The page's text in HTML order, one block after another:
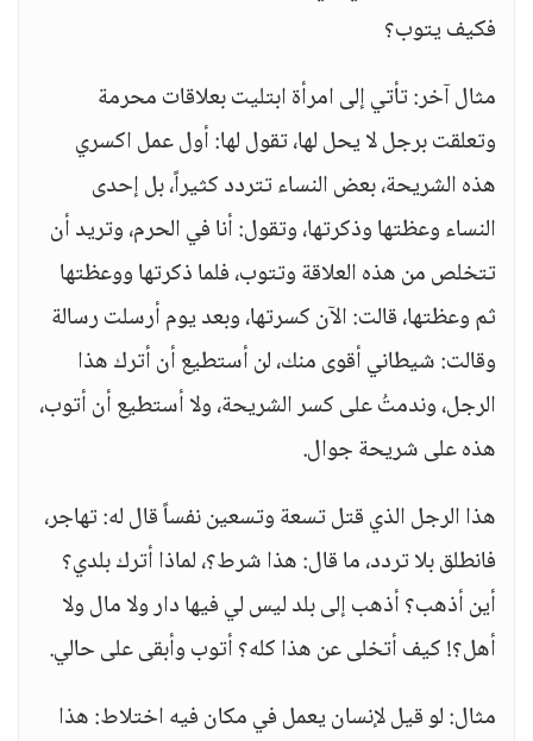
فكيف يتوب؟
مثال آخر: تأتي إلى امرأة ابتليت بعلاقات محرمة
وتعلقت برجل لا يحل لها، تقول لها: أول عمل اكسري
هذه الشريحة، بعض النساء تتردد كثيراً، بل إحدى
النساء وعظتها وذكرتها، وتقول: أنا في الحرم، وتريد أن
تتخلص من هذه العلاقة وتتوب، فلما ذكرتها ووعظتها
ثم وعظتها، قالت: الآن كسرتها، وبعد يوم أرسلت رسالة
وقالت: شيطاني أقوى منك، لن أستطيع أن أترك هذا
الرجل، وندمتُ على كسر الشريحة، ولا أستطيع أن أتوب،
هذه على شريحة جوال.
هذا الرجل الذي قتل تسعة وتسعين نفساً قال له: تهاجر،
فانطلق بلا تردد، ما قال: هذا شرط؟، لماذا أترك بلدي؟
أين أذهب؟ أذهب إلى بلد ليس لي فيها دار ولا مال ولا
أهل؟! كيف أتخلى عن هذا كله؟ أتوب وأبقى على حالي.
مثال: لو قيل لإنسان يعمل في مكان فيه اختلاط: هذا